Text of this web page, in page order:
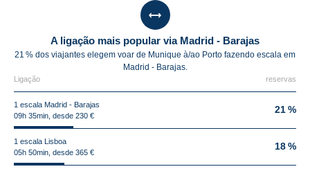
A ligação mais popular via Madrid - Barajas
21 % dos viajantes elegem voar de Munique à/ao Porto fazendo escala em
Madrid - Barajas.
Ligação reservas
1 escala Madrid - Barajas
09h 35min, desde 230 €
21 %
1 escala Lisboa
05h 50min, desde 365 €
18 %